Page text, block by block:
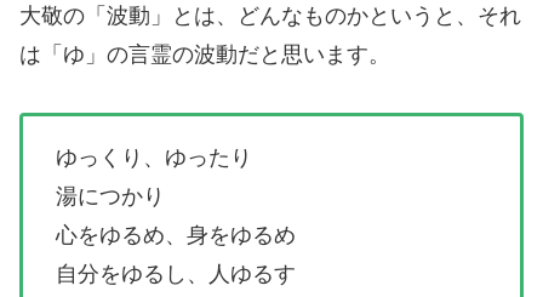
大敬の「波動」とは、どんなものかというと、それ
は「ゆ」の言霊の波動だと思います。
ゆっくり、ゆったり
湯につかり
心をゆるめ、身をゆるめ
自分をゆるし、人ゆるす